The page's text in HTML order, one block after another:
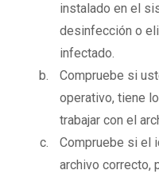
instalado en el
desinfección o
infectado.
Compruebe si
operativo, tiene
trabajar con el
Compruebe si el
archivo correcto,